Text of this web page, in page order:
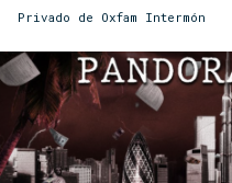
Privado de Oxfam Intermón